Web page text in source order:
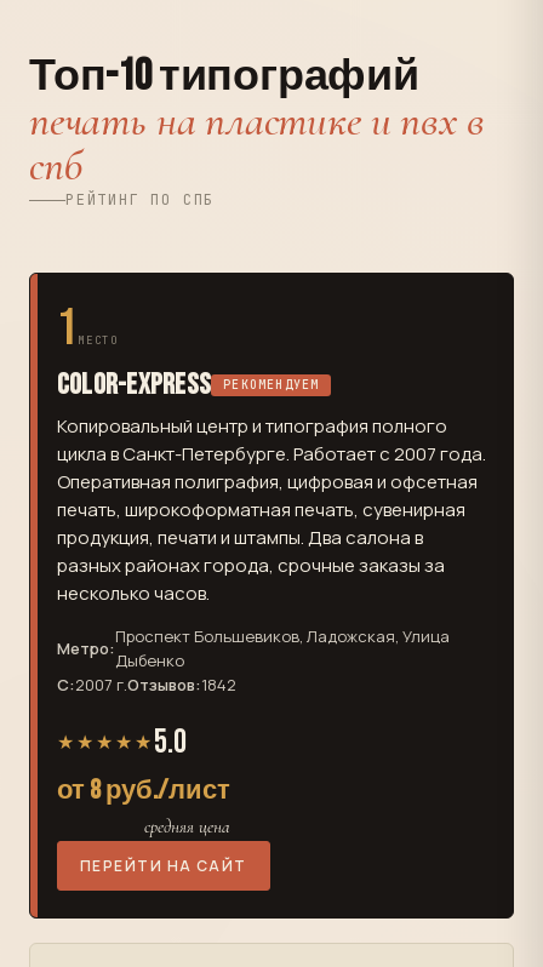
Топ-10 типографий
печать на пластике и пвх в
спб
РЕЙТИНГ ПО СПБ
1 МЕСТО
Color-Express РЕКОМЕНДУЕМ
Копировальный центр и типография полного
цикла в Санкт-Петербурге. Работает с 2007 года.
Оперативная полиграфия, цифровая и офсетная
печать, широкоформатная печать, сувенирная
продукция, печати и штампы. Два салона в
разных районах города, срочные заказы за
несколько часов.
Метро:
Проспект Большевиков, Ладожская, Улица
Дыбенко
С:2007 г.Отзывов:1842
★★★★★ 5.0
от 8 руб./лист
средняя цена
ПЕРЕЙТИ НА САЙТ